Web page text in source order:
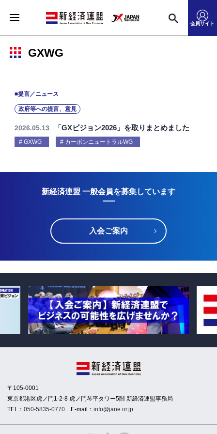
会員サイト
GXWG
■提言／ニュース
政府等への提言、意見
2026.05.13 「GXビジョン2026」を取りまとめました
GXWG カーボンニュートラルWG
新経済連盟 一般会員を募集しています
入会ご案内
〒105-0001
東京都港区虎ノ門1-2-8 虎ノ門琴平タワー5階 新経済連盟事務局
TEL： 050-5835-0770 E-mail： info@jane.or.jp